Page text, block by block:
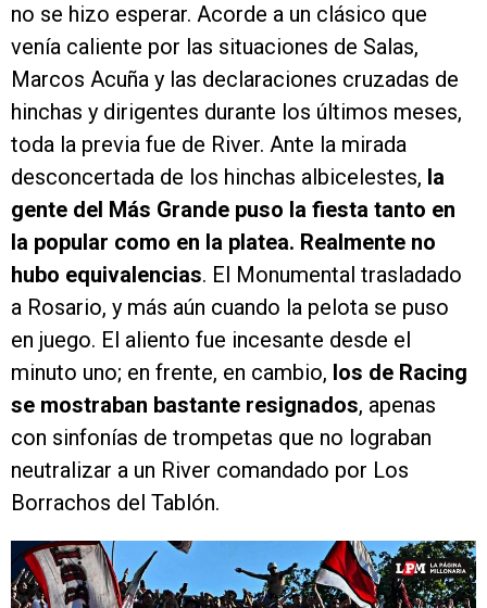
no se hizo esperar. Acorde a un clásico que
venía caliente por las situaciones de Salas,
Marcos Acuña y las declaraciones cruzadas de
hinchas y dirigentes durante los últimos meses,
toda la previa fue de River. Ante la mirada
desconcertada de los hinchas albicelestes, la
gente del Más Grande puso la fiesta tanto en
la popular como en la platea. Realmente no
hubo equivalencias. El Monumental trasladado
a Rosario, y más aún cuando la pelota se puso
en juego. El aliento fue incesante desde el
minuto uno; en frente, en cambio, los de Racing
se mostraban bastante resignados, apenas
con sinfonías de trompetas que no lograban
neutralizar a un River comandado por Los
Borrachos del Tablón.